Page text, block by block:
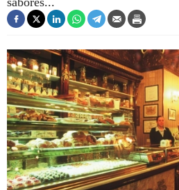
ÍDOLOS DE MESAS
CUADERNO DE VIAJE
TRADICIÓN
MENÚ DEL DÍA
A CUCHILLO
REGISTRO